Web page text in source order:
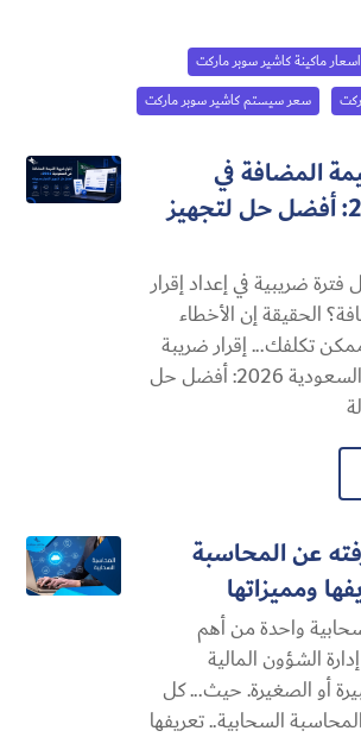
اسعار ماكينة كاشير سوبر ماركت
سعر سيستم كاشير سوبر ماركت
المضافة في
السعودية 2026: أفضل حل لتجهيز
ضريبية في إعداد إقرار
الحقيقة إن الأخطاء
تكلفك... إقرار ضريبة
القيمة المضافة في السعودية 2026: أفضل حل
عن المحاسبة
ومميزاتها
واحدة من أهم
الشؤون المالية
أو الصغيرة. حيث... كل
السحابية​.. تعريفها